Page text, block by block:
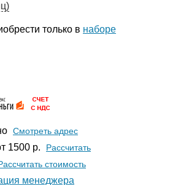
только в наборе
Смотреть адрес
1500 р. Расcчитать
стоимость
менеджера